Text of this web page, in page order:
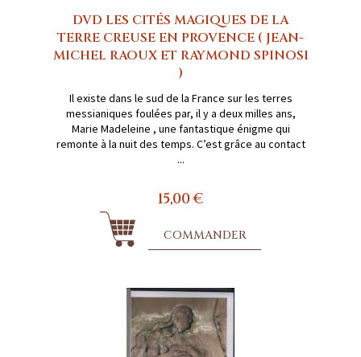
DVD LES CITÉS MAGIQUES DE LA
TERRE CREUSE EN PROVENCE ( JEAN-
MICHEL RAOUX ET RAYMOND SPINOSI
)
Il existe dans le sud de la France sur les terres
messianiques foulées par, il y a deux milles ans,
Marie Madeleine , une fantastique énigme qui
remonte à la nuit des temps. C’est grâce au contact
...
15,00 €
COMMANDER